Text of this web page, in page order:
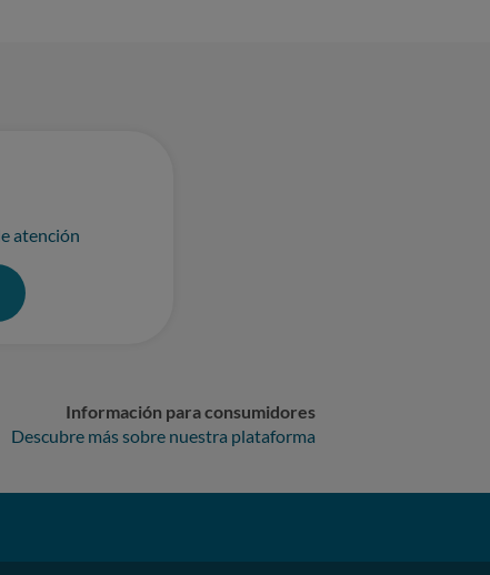
atención
Información para consumidores
Descubre más sobre nuestra plataforma